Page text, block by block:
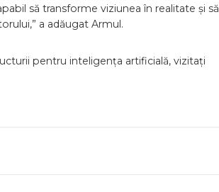
să transforme viziunea în realitate și să
a adăugat Armul.
pentru inteligența artificială, vizitați